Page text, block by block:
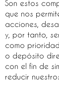
Son estos
que nos
acciones,
y, por tanto,
como
o depósito
con el fin de
reducir